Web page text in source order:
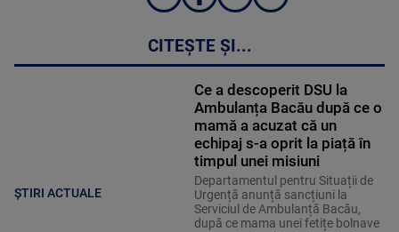
CITEȘTE ȘI...
ȘTIRI ACTUALE
Ce a descoperit DSU la
Ambulanța Bacău după ce o
mamă a acuzat că un
echipaj s-a oprit la piață în
timpul unei misiuni
Departamentul pentru Situații de
Urgență anunță sancțiuni la
Serviciul de Ambulanță Bacău,
după ce mama unei fetițe bolnave